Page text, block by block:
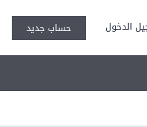
الدخول حساب جديد